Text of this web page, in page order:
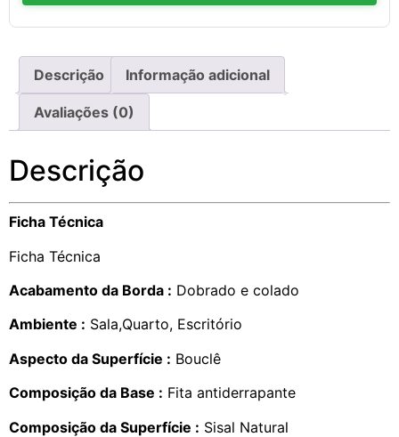
Descrição Informação adicional
Avaliações (0)
Descrição
Ficha Técnica
Ficha Técnica
Acabamento da Borda : Dobrado e colado
Ambiente : Sala,Quarto, Escritório
Aspecto da Superfície : Bouclê
Composição da Base : Fita antiderrapante
Composição da Superfície : Sisal Natural